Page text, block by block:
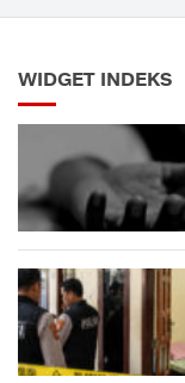
WIDGET INDEKS